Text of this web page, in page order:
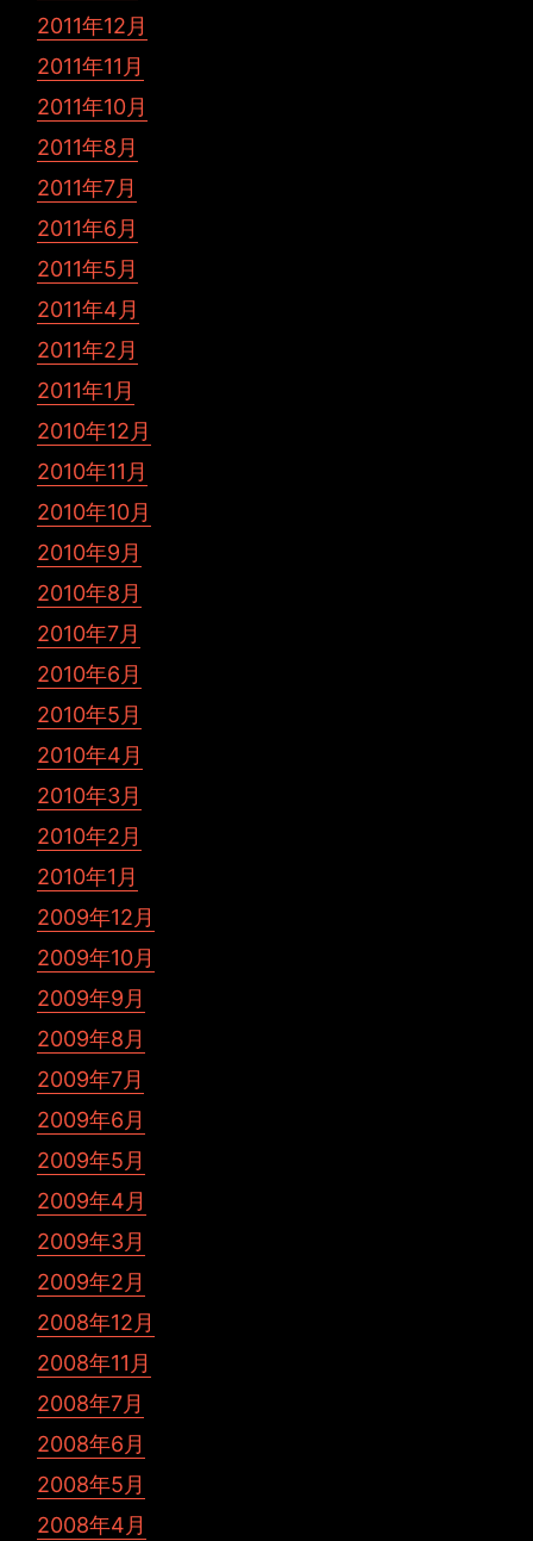
2011年12月
2011年11月
2011年10月
2011年8月
2011年7月
2011年6月
2011年5月
2011年4月
2011年2月
2011年1月
2010年12月
2010年11月
2010年10月
2010年9月
2010年8月
2010年7月
2010年6月
2010年5月
2010年4月
2010年3月
2010年2月
2010年1月
2009年12月
2009年10月
2009年9月
2009年8月
2009年7月
2009年6月
2009年5月
2009年4月
2009年3月
2009年2月
2008年12月
2008年11月
2008年7月
2008年6月
2008年5月
2008年4月